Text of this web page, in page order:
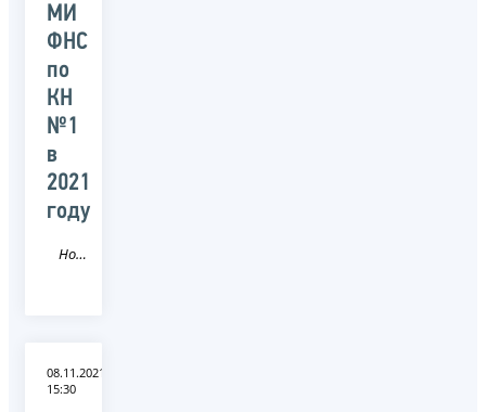
МИ
ФНС
по
КН
№1
в
2021
году
Новость
08.11.2021
15:30